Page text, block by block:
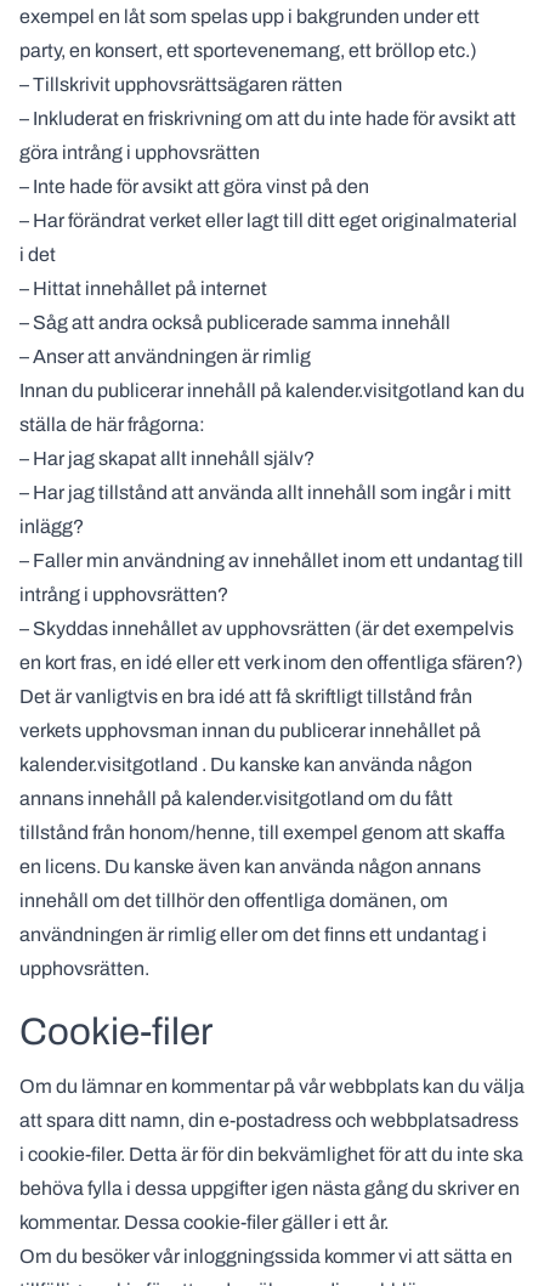
exempel en låt som spelas upp i bakgrunden under ett
party, en konsert, ett sportevenemang, ett bröllop etc.)
– Tillskrivit upphovsrättsägaren rätten
– Inkluderat en friskrivning om att du inte hade för avsikt att
göra intrång i upphovsrätten
– Inte hade för avsikt att göra vinst på den
– Har förändrat verket eller lagt till ditt eget originalmaterial
i det
– Hittat innehållet på internet
– Såg att andra också publicerade samma innehåll
– Anser att användningen är rimlig
Innan du publicerar innehåll på kalender.visitgotland kan du
ställa de här frågorna:
– Har jag skapat allt innehåll själv?
– Har jag tillstånd att använda allt innehåll som ingår i mitt
inlägg?
– Faller min användning av innehållet inom ett undantag till
intrång i upphovsrätten?
– Skyddas innehållet av upphovsrätten (är det exempelvis
en kort fras, en idé eller ett verk inom den offentliga sfären?)
Det är vanligtvis en bra idé att få skriftligt tillstånd från
verkets upphovsman innan du publicerar innehållet på
kalender.visitgotland . Du kanske kan använda någon
annans innehåll på kalender.visitgotland om du fått
tillstånd från honom/henne, till exempel genom att skaffa
en licens. Du kanske även kan använda någon annans
innehåll om det tillhör den offentliga domänen, om
användningen är rimlig eller om det finns ett undantag i
upphovsrätten.
Cookie-filer
Om du lämnar en kommentar på vår webbplats kan du välja
att spara ditt namn, din e-postadress och webbplatsadress
i cookie-filer. Detta är för din bekvämlighet för att du inte ska
behöva fylla i dessa uppgifter igen nästa gång du skriver en
kommentar. Dessa cookie-filer gäller i ett år.
Om du besöker vår inloggningssida kommer vi att sätta en